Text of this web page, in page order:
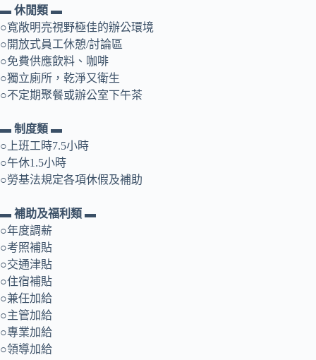
▬ 休閒類 ▬
○寬敞明亮視野極佳的辦公環境
○開放式員工休憩/討論區
○免費供應飲料、咖啡
○獨立廁所，乾淨又衛生
○不定期聚餐或辦公室下午茶
▬ 制度類 ▬
○上班工時7.5小時
○午休1.5小時
○勞基法規定各項休假及補助
▬ 補助及福利類 ▬
○年度調薪
○考照補貼
○交通津貼
○住宿補貼
○兼任加給
○主管加給
○專業加給
○領導加給